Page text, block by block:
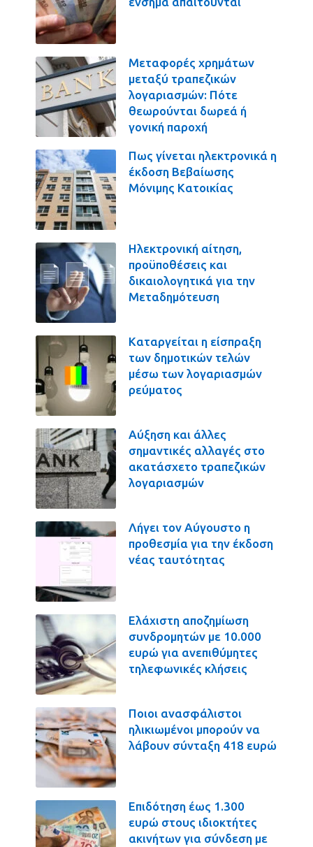
Μεταφορές χρημάτων
μεταξύ τραπεζικών
λογαριασμών: Πότε
θεωρούνται δωρεά ή
γονική παροχή
Πως γίνεται ηλεκτρονικά η
έκδοση Βεβαίωσης
Μόνιμης Κατοικίας
Ηλεκτρονική αίτηση,
προϋποθέσεις και
δικαιολογητικά για την
Μεταδημότευση
Καταργείται η είσπραξη
των δημοτικών τελών
μέσω των λογαριασμών
ρεύματος
Αύξηση και άλλες
σημαντικές αλλαγές στο
ακατάσχετο τραπεζικών
λογαριασμών
Λήγει τον Αύγουστο η
προθεσμία για την έκδοση
νέας ταυτότητας
Ελάχιστη αποζημίωση
συνδρομητών με 10.000
ευρώ για ανεπιθύμητες
τηλεφωνικές κλήσεις
Ποιοι ανασφάλιστοι
ηλικιωμένοι μπορούν να
λάβουν σύνταξη 418 ευρώ
Επιδότηση έως 1.300
ευρώ στους ιδιοκτήτες
ακινήτων για σύνδεση με